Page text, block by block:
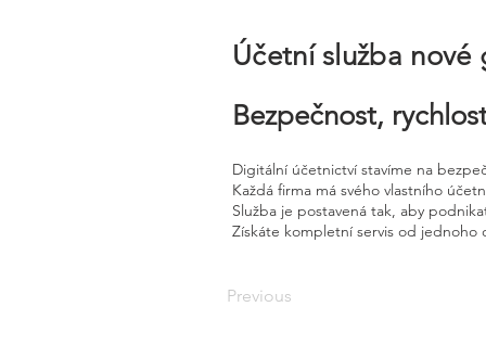
Účetní služba nové
Bezpečnost,
Digitální účetnictví stavíme na
Každá firma má svého vlastního
Služba je postavená tak, aby
Získáte kompletní servis od jednoho
Previous